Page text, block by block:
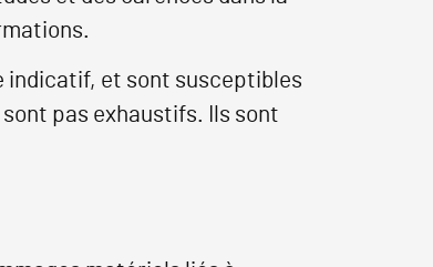
indicatif, et sont susceptibles
sont pas exhaustifs. Ils sont